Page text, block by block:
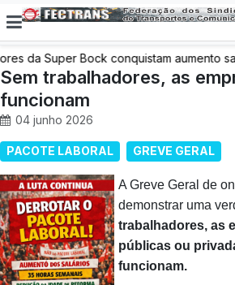
da Super Bock conquistam aumento
Sem trabalhadores, as
funcionam
04 junho 2026
PACOTE LABORAL GREVE GERAL
A Greve Geral de
demonstrar uma
trabalhadores, as
públicas ou
funcionam.